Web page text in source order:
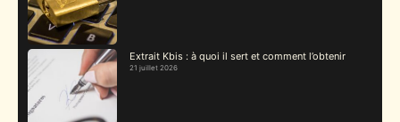
Extrait Kbis : à quoi il sert et comment l’obtenir
21 juillet 2026